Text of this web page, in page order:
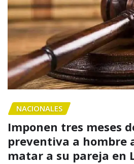
NACIONALES
Imponen tres meses
preventiva a hombre
matar a su pareja en